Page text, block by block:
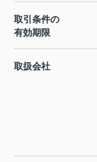
取引条件の
有効期限
取扱会社